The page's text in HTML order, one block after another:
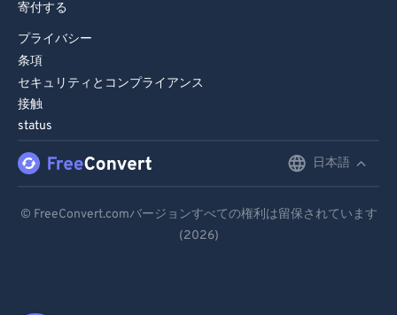
寄付する
プライバシー
条項
セキュリティとコンプライアンス
接触
status
日本語
Español
© FreeConvert.comバージョンすべての権利は留保されています
(2026)